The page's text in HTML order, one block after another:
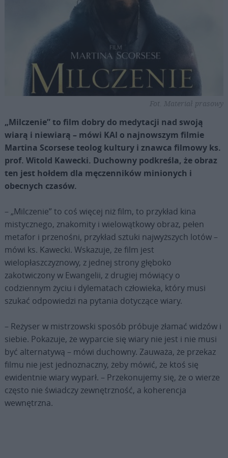
Fot. Materiał prasowy
„Milczenie” to film dobry do medytacji nad swoją
wiarą i niewiarą – mówi KAI o najnowszym filmie
Martina Scorsese teolog kultury i znawca filmowy ks.
prof. Witold Kawecki. Duchowny podkreśla, że obraz
ten jest hołdem dla męczenników minionych i
obecnych czasów.
– „Milczenie” to coś więcej niż film, to przykład kina
mistycznego, znakomity i wielowątkowy obraz, pełen
metafor i przenośni, przykład sztuki najwyższych lotów –
mówi ks. Kawecki. Wskazuje, że film jest
wielopłaszczyznowy, z jednej strony głęboko
zakotwiczony w Ewangelii, z drugiej mówiący o
codziennym życiu i dylematach człowieka, który musi
szukać odpowiedzi na pytania dotyczące wiary.
– Reżyser w mistrzowski sposób próbuje złamać widzów i
siebie. Pokazuje, że wyparcie się wiary nie jest i nie musi
być alternatywą – mówi duchowny. Zauważa, że przekaz
filmu nie jest jednoznaczny, żeby mówić, że ktoś się
ewidentnie wiary wyparł. – Przekonujemy się, że o wierze
często nie świadczy zewnętrzność, a koherencja
wewnętrzna.